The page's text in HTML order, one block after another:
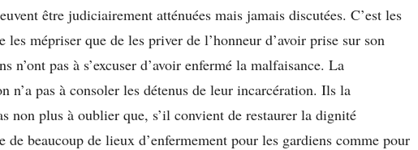
être judiciairement atténuées mais jamais discutées. C’est les
les mépriser que de les priver de l’honneur d’avoir prise sur son
n’ont pas à s’excuser d’avoir enfermé la malfaisance. La
n’a pas à consoler les détenus de leur incarcération. Ils la
non plus à oublier que, s’il convient de restaurer la dignité
de beaucoup de lieux d’enfermement pour les gardiens comme pour